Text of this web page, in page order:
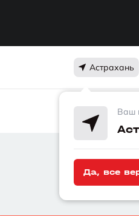
Астрахань
Ваш
Да, все